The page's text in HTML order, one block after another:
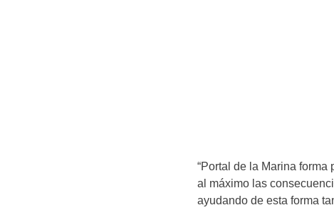
“Portal de la Marina
al máximo las
ayudando de esta forma